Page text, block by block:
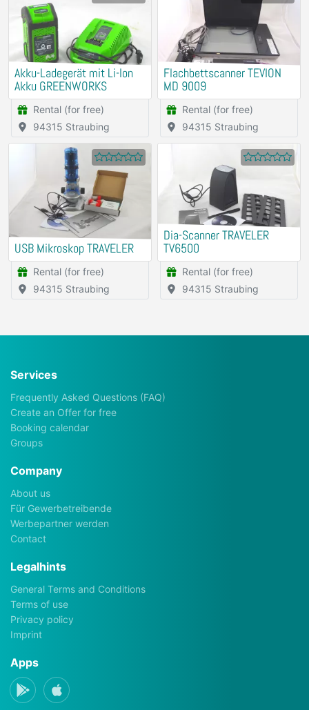
Akku-Ladegerät mit Li-Ion
Akku GREENWORKS
Rental (for free)
94315 Straubing
Flachbettscanner TEVION
MD 9009
Rental (for free)
94315 Straubing
USB Mikroskop TRAVELER
Rental (for free)
94315 Straubing
Dia-Scanner TRAVELER
TV6500
Rental (for free)
94315 Straubing
Services
Frequently Asked Questions (FAQ)
Create an Offer for free
Booking calendar
Groups
Company
About us
Für Gewerbetreibende
Werbepartner werden
Contact
Legalhints
General Terms and Conditions
Terms of use
Privacy policy
Imprint
Apps